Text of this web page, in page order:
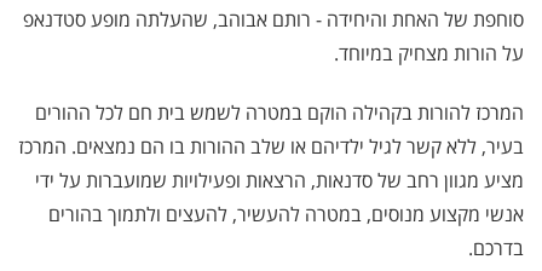
סוחפת של האחת והיחידה - רותם אבוהב, שהעלתה מופע סטדנאפ
על הורות מצחיק במיוחד.
המרכז להורות בקהילה הוקם במטרה לשמש בית חם לכל ההורים
בעיר, ללא קשר לגיל ילדיהם או שלב ההורות בו הם נמצאים. המרכז
מציע מגוון רחב של סדנאות, הרצאות ופעילויות שמועברות על ידי
אנשי מקצוע מנוסים, במטרה להעשיר, להעצים ולתמוך בהורים
בדרכם.